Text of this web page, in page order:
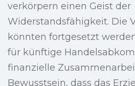
verkörpern einen Geist der
Widerstandsfähigkeit. Die
könnten fortgesetzt
für künftige
finanzielle
Bewusstsein, dass das